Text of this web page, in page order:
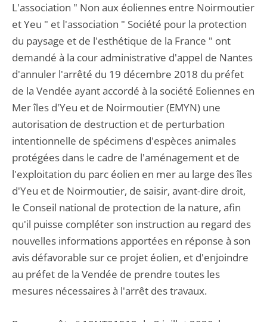
L'association " Non aux éoliennes entre Noirmoutier
et Yeu " et l'association " Société pour la protection
du paysage et de l'esthétique de la France " ont
demandé à la cour administrative d'appel de Nantes
d'annuler l'arrêté du 19 décembre 2018 du préfet
de la Vendée ayant accordé à la société Eoliennes en
Mer îles d'Yeu et de Noirmoutier (EMYN) une
autorisation de destruction et de perturbation
intentionnelle de spécimens d'espèces animales
protégées dans le cadre de l'aménagement et de
l'exploitation du parc éolien en mer au large des îles
d'Yeu et de Noirmoutier, de saisir, avant-dire droit,
le Conseil national de protection de la nature, afin
qu'il puisse compléter son instruction au regard des
nouvelles informations apportées en réponse à son
avis défavorable sur ce projet éolien, et d'enjoindre
au préfet de la Vendée de prendre toutes les
mesures nécessaires à l'arrêt des travaux.